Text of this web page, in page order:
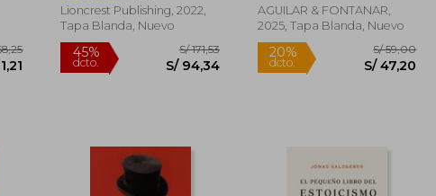
Lioncrest Publishing, 2022,
Tapa Blanda, Nuevo
AGUILAR & FONTANAR,
2025, Tapa Blanda, Nuevo